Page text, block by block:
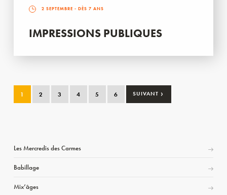
2 SEPTEMBRE - DÈS 7 ANS
IMPRESSIONS PUBLIQUES
1 2 3 4 5 6 SUIVANT ›
Les Mercredis des Carmes
Babillage
Mix’âges